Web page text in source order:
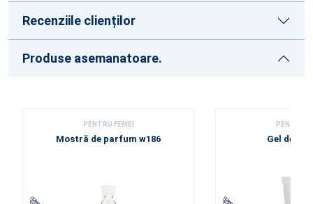
Recenziile clienților
Produse asemanatoare.
PENTRU FEMEI
Mostră de parfum w186
PENTRU
Gel de